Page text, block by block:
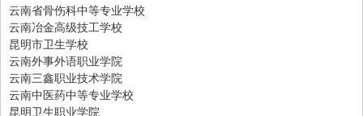
云南省骨伤科中等专业学校
云南冶金高级技工学校
昆明市卫生学校
云南外事外语职业学院
云南三鑫职业技术学院
云南中医药中等专业学校
昆明卫生职业学院